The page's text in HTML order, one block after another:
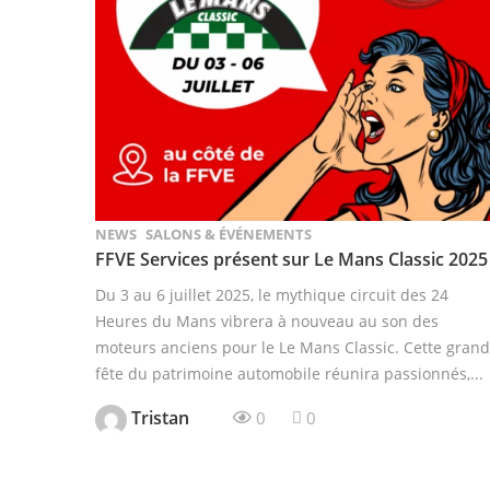
NEWS SALONS & ÉVÉNEMENTS
FFVE Services présent sur Le Mans Classic 2025
Du 3 au 6 juillet 2025, le mythique circuit des 24
Heures du Mans vibrera à nouveau au son des
moteurs anciens pour le Le Mans Classic. Cette
fête du patrimoine automobile réunira passionnés,...
Tristan 0 0